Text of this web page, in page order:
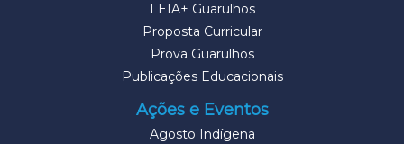
LEIA+ Guarulhos
Proposta Curricular
Prova Guarulhos
Publicações Educacionais
Ações e Eventos
Agosto Indígena